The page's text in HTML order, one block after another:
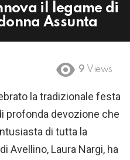
il legame di
Assunta
9 Views
la tradizionale festa
profonda devozione che
di tutta la
Avellino, Laura Nargi, ha